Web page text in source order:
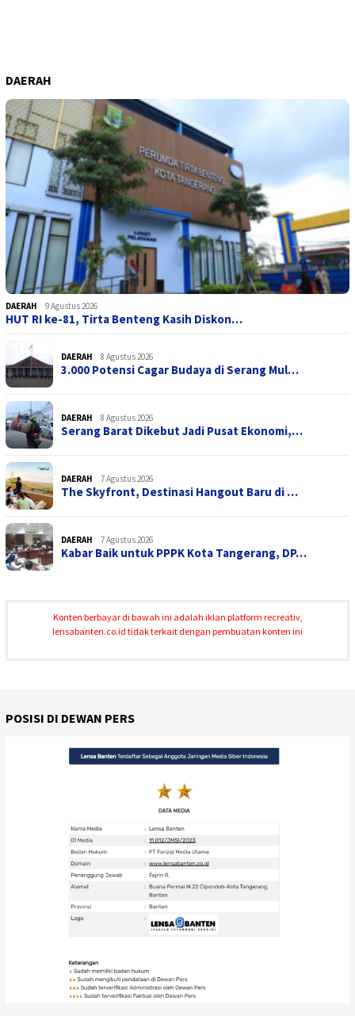
DAERAH
DAERAH 9 Agustus 2026
HUT RI ke-81, Tirta Benteng Kasih Diskon…
DAERAH 8 Agustus 2026
3.000 Potensi Cagar Budaya di Serang Mul…
DAERAH 8 Agustus 2026
Serang Barat Dikebut Jadi Pusat Ekonomi,…
DAERAH 7 Agustus 2026
The Skyfront, Destinasi Hangout Baru di …
DAERAH 7 Agustus 2026
Kabar Baik untuk PPPK Kota Tangerang, DP…
Konten berbayar di bawah ini adalah iklan platform recreativ,
lensabanten.co.id tidak terkait dengan pembuatan konten ini
POSISI DI DEWAN PERS